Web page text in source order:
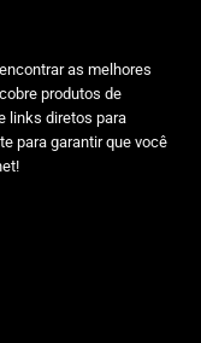
as melhores
produtos de
links diretos para
para garantir que você